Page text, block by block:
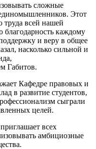
сложные
Этот
труда всей нашей
каждому
и веру в общее
насколько сильной и
Габитов.
Кафедре правовых и
в развитие студентов,
сыграли
целей.
всех
амбициозные